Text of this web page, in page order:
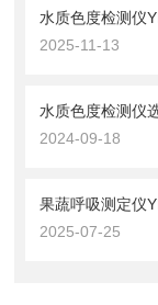
水质色度检测仪
2025-11-13
水质色度检测仪
2024-09-18
果蔬呼吸测定仪
2025-07-25